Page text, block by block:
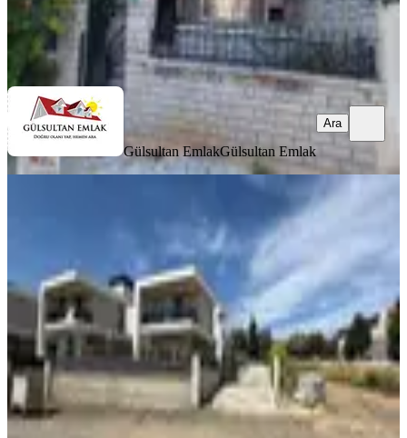
Gülsultan Emlak Gülsultan Emlak
Ara
Gülsultan EmlakGülsultan Emlak
Ara
Prestijli Konumda Kiralık Lüks Villa
Tekirdağ, Süleymanpaşa
220 m²· 26.06.2026
75.000 ₺
GLOBAL WORLD ELİTE GAYRİMENKUL SEREN GÜL
ESİRGEN